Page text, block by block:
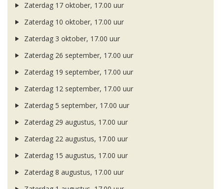
Zaterdag 17 oktober, 17.00 uur
Zaterdag 10 oktober, 17.00 uur
Zaterdag 3 oktober, 17.00 uur
Zaterdag 26 september, 17.00 uur
Zaterdag 19 september, 17.00 uur
Zaterdag 12 september, 17.00 uur
Zaterdag 5 september, 17.00 uur
Zaterdag 29 augustus, 17.00 uur
Zaterdag 22 augustus, 17.00 uur
Zaterdag 15 augustus, 17.00 uur
Zaterdag 8 augustus, 17.00 uur